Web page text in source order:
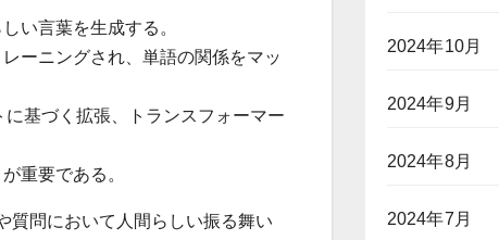
い言葉を生成する。
ーニングされ、単語の関係をマッ
基づく拡張、トランスフォーマー
重要である。
質問において人間らしい振る舞い
2024年10月
2024年9月
2024年8月
2024年7月